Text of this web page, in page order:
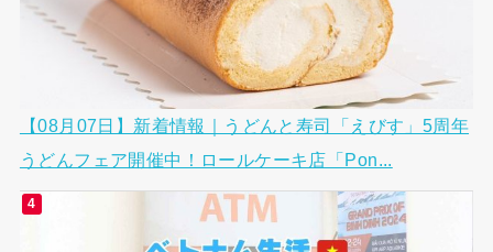
【08月07日】新着情報｜うどんと寿司「えびす」5周年
うどんフェア開催中！ロールケーキ店「Pon...